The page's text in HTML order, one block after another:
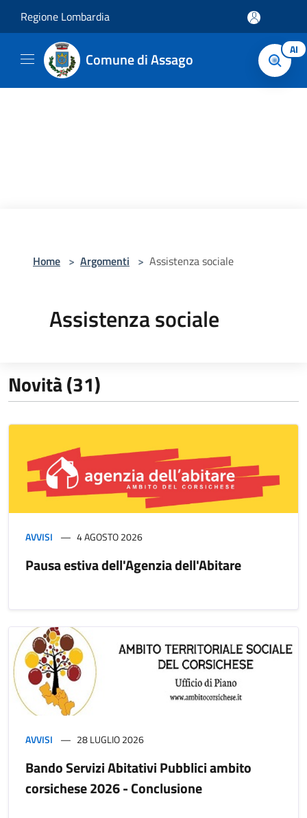
Regione Lombardia
Comune di Assago AI
Home > Argomenti > Assistenza sociale
Assistenza sociale
Novità (31)
AVVISI 4 AGOSTO 2026
Pausa estiva dell'Agenzia dell'Abitare
AVVISI 28 LUGLIO 2026
Bando Servizi Abitativi Pubblici ambito
corsichese 2026 - Conclusione